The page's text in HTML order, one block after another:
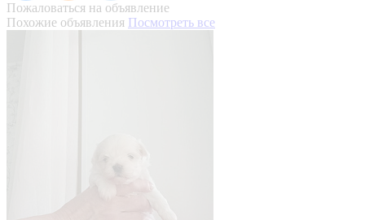
Пожаловаться на объявление
Похожие объявления Посмотреть все